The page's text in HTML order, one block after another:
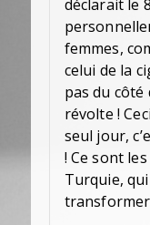
déclarait le
femmes,
celui de la
pas du côté
révolte !
seul jour,
! Ce sont
Turquie,